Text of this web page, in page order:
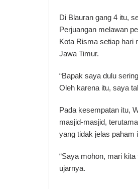
Di Blauran gang 4 itu,
Perjuangan melawan
Kota Risma setiap hari
Jawa Timur.
“Bapak saya dulu
Oleh karena itu, saya
Pada kesempatan itu,
masjid-masjid,
yang tidak jelas paham
“Saya mohon, mari
ujarnya.